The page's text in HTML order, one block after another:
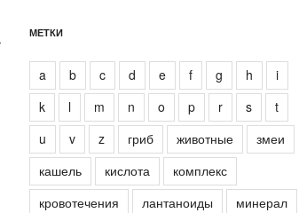
МЕТКИ
a b c d e f g h
i
k
l m n o p r s
t
u
v z гриб животные
змеи
кашель
кислота
комплекс
кровотечения
лантаноиды
минерал